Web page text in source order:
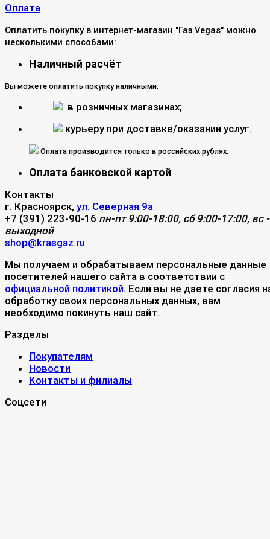
Оплата
Оплатить покупку в интернет-магазин "Газ Vegas" можно
несколькими способами:
Наличный расчёт
Вы можете оплатить покупку наличными:
в розничных магазинах;
курьеру при доставке/оказании услуг.
Оплата производится только в российских рублях.
Оплата банковской картой
Контакты
г. Красноярск, ул. Северная 9а
+7 (391) 223-90-16 пн-пт 9:00-18:00, сб 9:00-17:00, вс -
выходной
shop@krasgaz.ru
Мы получаем и обрабатываем персональные данные
посетителей нашего сайта в соответствии с
официальной политикой. Если вы не даете согласия
обработку своих персональных данных, вам
необходимо покинуть наш сайт.
Разделы
Покупателям
Новости
Контакты и филиалы
Соцсети